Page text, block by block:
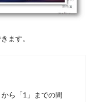
ます。
ら「1」までの間